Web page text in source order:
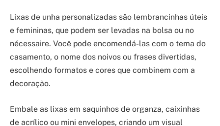
Lixas de unha personalizadas são lembrancinhas úteis
e femininas, que podem ser levadas na bolsa ou no
nécessaire. Você pode encomendá-las com o tema do
casamento, o nome dos noivos ou frases divertidas,
escolhendo formatos e cores que combinem com a
decoração.
Embale as lixas em saquinhos de organza, caixinhas
de acrílico ou mini envelopes, criando um visual